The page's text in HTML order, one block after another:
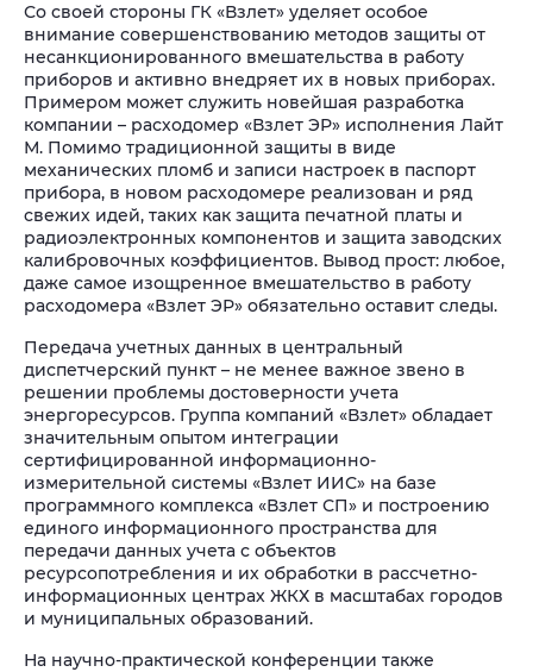
Со своей стороны ГК «Взлет» уделяет особое
внимание совершенствованию методов защиты от
несанкционированного вмешательства в работу
приборов и активно внедряет их в новых приборах.
Примером может служить новейшая разработка
компании – расходомер «Взлет ЭР» исполнения Лайт
М. Помимо традиционной защиты в виде
механических пломб и записи настроек в паспорт
прибора, в новом расходомере реализован и ряд
свежих идей, таких как защита печатной платы и
радиоэлектронных компонентов и защита заводских
калибровочных коэффициентов. Вывод прост: любое,
даже самое изощренное вмешательство в работу
расходомера «Взлет ЭР» обязательно оставит следы.
Передача учетных данных в центральный
диспетчерский пункт – не менее важное звено в
решении проблемы достоверности учета
энергоресурсов. Группа компаний «Взлет» обладает
значительным опытом интеграции
сертифицированной информационно-
измерительной системы «Взлет ИИС» на базе
программного комплекса «Взлет СП» и построению
единого информационного пространства для
передачи данных учета с объектов
ресурсопотребления и их обработки в рассчетно-
информационных центрах ЖКХ в масштабах городов
и муниципальных образований.
На научно-практической конференции также